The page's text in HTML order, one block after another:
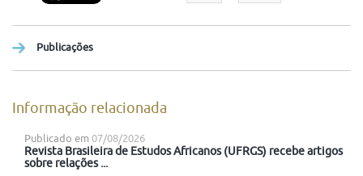
Publicações
Informação relacionada
Publicado em 07/08/2026
Revista Brasileira de Estudos Africanos (UFRGS) recebe artigos
sobre relações ...